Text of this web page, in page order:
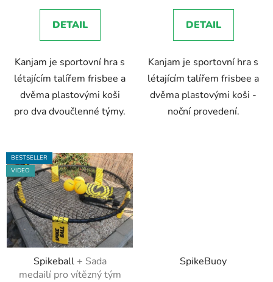
5,0
z
hvězdiček.
DETAIL
Kanjam je sportovní hra s
létajícím talířem frisbee a
dvěma plastovými koši
pro dva dvoučlenné týmy.
5,0
z
hvězdiček.
DETAIL
Kanjam je sportovní hra s
létajícím talířem frisbee a
dvěma plastovými koši -
noční provedení.
BESTSELLER
VIDEO
Spikeball + Sada
medailí pro vítězný tým
SpikeBuoy